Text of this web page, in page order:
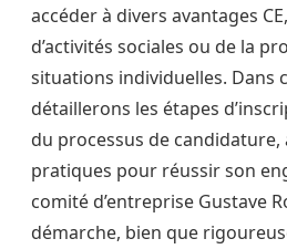
accéder à divers avantages CE,
d’activités sociales ou de la
situations individuelles. Dans
détaillerons les étapes
du processus de candidature,
pratiques pour réussir son
comité d’entreprise Gustave
démarche, bien que